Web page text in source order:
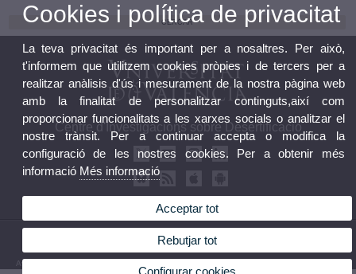
Centre d'Investigacions sobre Desertificació
3424162
Avís legal
Cookies i política de privacitat
La teva privacitat és important per a nosaltres. Per això,
t'informem que utilitzem cookies pròpies i de tercers per a
realitzar anàlisis d'ús i mesurament de la nostra pàgina web
amb la finalitat de personalitzar continguts,així com
proporcionar funcionalitats a les xarxes socials o analitzar el
nostre trànsit. Per a continuar accepta o modifica la
configuració de les nostres cookies. Per a obtenir més
informació Més informació
Acceptar tot
Rebutjar tot
Configurar cookies